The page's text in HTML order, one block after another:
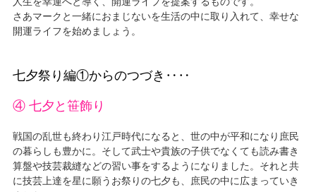
さあマークと一緒におまじないを生活の中に取り入れて、幸せな
開運ライフを始めましょう。
七夕祭り編①からのつづき‥‥
④ 七夕と笹飾り
戦国の乱世も終わり江戸時代になると、世の中が平和になり庶民
の暮らしも豊かに。そして武士や貴族の子供でなくても読み書き
算盤や技芸裁縫などの習い事をするようになりました。それと共
に技芸上達を星に願うお祭りの七夕も、庶民の中に広まっていき